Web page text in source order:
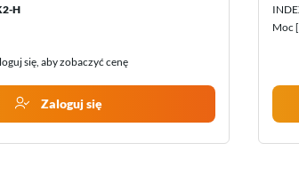
Zaloguj się, aby zobaczyć cenę
Zaloguj się